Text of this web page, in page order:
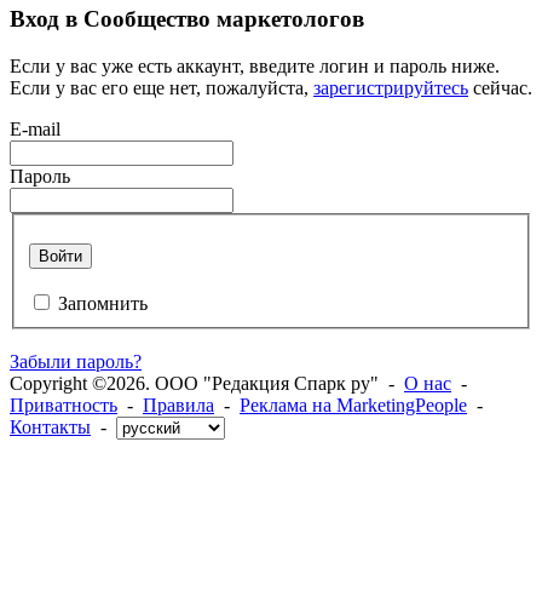
Вход в Сообщество маркетологов
Если у вас уже есть аккаунт, введите логин и пароль ниже.
Если у вас его еще нет, пожалуйста, зарегистрируйтесь сейчас.
E-mail
Пароль
Войти
Запомнить
Забыли пароль?
Copyright ©2026. ООО "Редакция Спарк ру" - О нас -
Приватность - Правила - Реклама на MarketingPeople -
Контакты -